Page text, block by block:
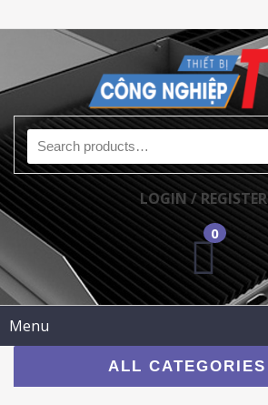
Search for:
LOGIN / REGISTER
0
Menu
ALL CATEGORIES